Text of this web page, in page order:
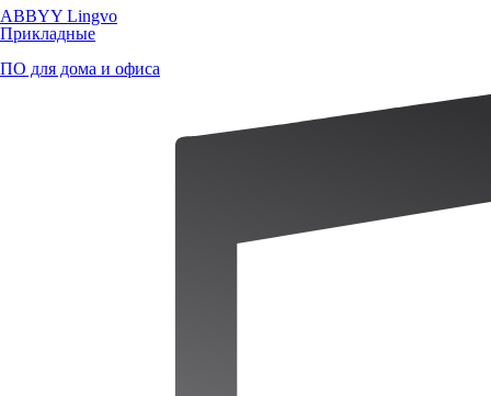
ABBYY Lingvo
Прикладные
ПО для дома и офиса